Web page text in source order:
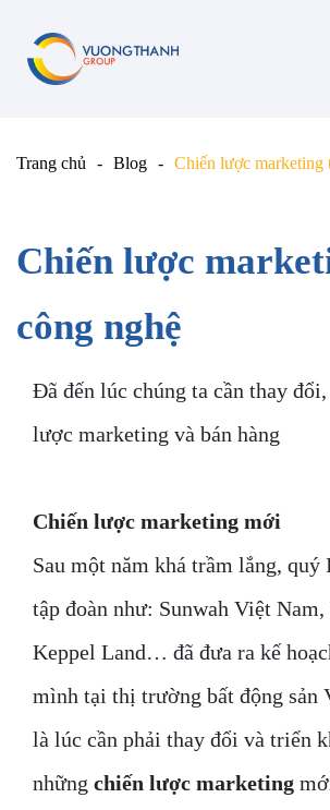
Trang chủ Blog Chiến lược marketing
Chiến lược
công nghệ
Đã đến lúc chúng ta cần thay
lược marketing và bán hàng
Chiến lược marketing mới
Sau một năm khá trầm lắng, quý
tập đoàn như: Sunwah Việt Nam,
Keppel Land… đã đưa ra kế
mình tại thị trường bất động sản
là lúc cần phải thay đổi và triển
những chiến lược marketing